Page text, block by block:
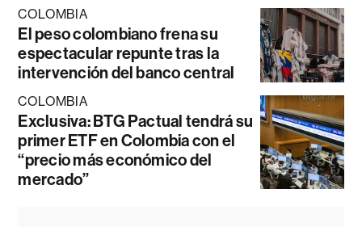
COLOMBIA
El peso colombiano frena su
espectacular repunte tras la
intervención del banco central
COLOMBIA
Exclusiva: BTG Pactual tendrá su
primer ETF en Colombia con el
“precio más económico del
mercado”